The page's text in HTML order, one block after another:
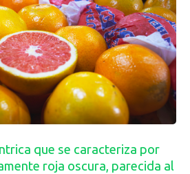
que se caracteriza por
roja oscura, parecida al